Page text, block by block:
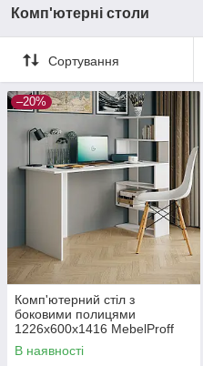
Комп'ютерні столи
Сортування
–20%
Комп'ютерний стіл з
боковими полицями
1226х600х1416 MebelProff
КС-1, письмовий стіл для
роботи або навчання
В наявності